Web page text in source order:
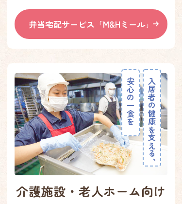
弁当宅配サービス「M&Hミール」
入居者の健康を支える、
安心の一食を
介護施設・老人ホーム向け